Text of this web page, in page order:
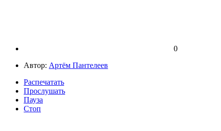
0
Автор: Артём Пантелеев
Распечатать
Прослушать
Пауза
Стоп